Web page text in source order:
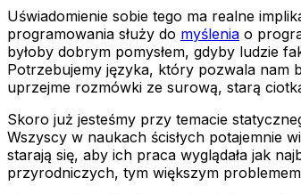
Uświadomienie sobie tego ma realne
programowania służy do myślenia o
byłoby dobrym pomysłem, gdyby ludzie
Potrzebujemy języka, który pozwala nam
uprzejme rozmówki ze surową, starą
Skoro już jesteśmy przy temacie
Wszyscy w naukach ścisłych potajemnie
starają się, aby ich praca wyglądała jak
przyrodniczych, tym większym